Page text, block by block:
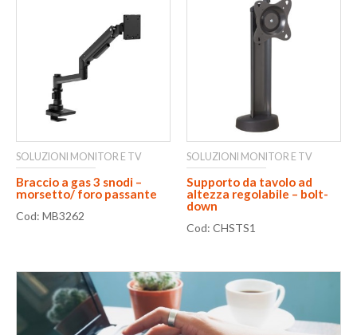
SOLUZIONI MONITOR E TV
Braccio a gas 3 snodi –
morsetto/ foro passante
Cod: MB3262
SOLUZIONI MONITOR E TV
Supporto da tavolo ad
altezza regolabile – bolt-
down
Cod: CHSTS1